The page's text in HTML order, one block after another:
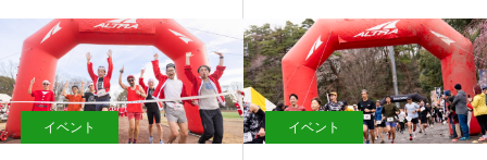
イベント イベント